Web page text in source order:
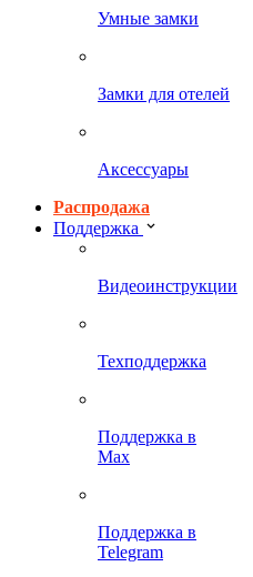
Умные замки
Замки для отелей
Аксессуары
Распродажа
Поддержка
Видеоинструкции
Техподдержка
Поддержка в
Max
Поддержка в
Telegram